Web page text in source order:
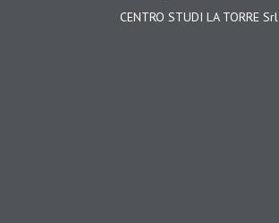
CENTRO STUDI LA TORRE Srl